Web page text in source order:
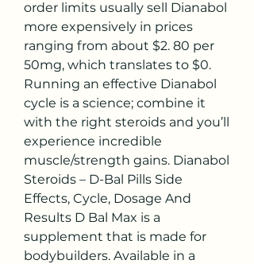
order limits usually sell Dianabol
more expensively in prices
ranging from about $2. 80 per
50mg, which translates to $0.
Running an effective Dianabol
cycle is a science; combine it
with the right steroids and you’ll
experience incredible
muscle/strength gains. Dianabol
Steroids – D-Bal Pills Side
Effects, Cycle, Dosage And
Results D Bal Max is a
supplement that is made for
bodybuilders. Available in a